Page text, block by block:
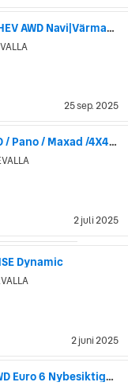
Land Rover Range Rover Evoque P200 MHEV AWD Navi|Värmare|20"|Ny servad
25 sep. 2025
Land Rover Range Rover Sport SDV6 / LCD / Pano / Maxad /4X4/ 1790Kr/Mån
2 juli 2025
Dynamic
2 juni 2025
Land Rover Range Rover Evoque P200 AWD Euro 6 Nybesiktigad